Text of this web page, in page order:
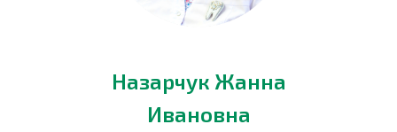
Назарчук Жанна
Ивановна